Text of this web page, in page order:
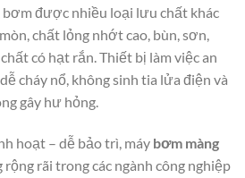
được nhiều loại lưu chất khác
chất lỏng nhớt cao, bùn, sơn,
có hạt rắn. Thiết bị làm việc an
cháy nổ, không sinh tia lửa điện và
gây hư hỏng.
hoạt – dễ bảo trì, máy bơm màng
rãi trong các ngành công nghiệp